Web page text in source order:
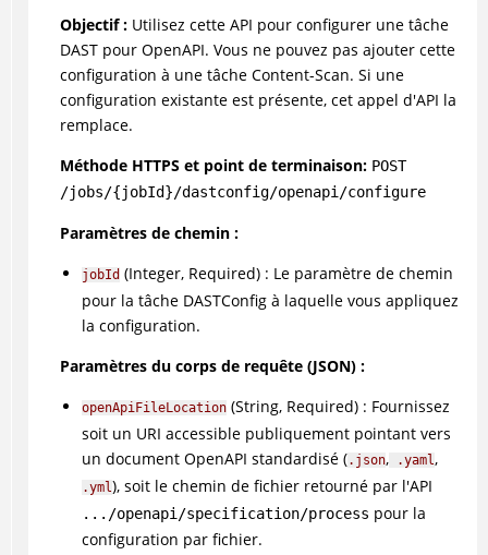
Objectif :Utilisez cette API pour configurer une tâche
DAST pour OpenAPI. Vous ne pouvez pas ajouter cette
configuration à une tâche Content-Scan. Si une
configuration existante est présente, cet appel d'API la
remplace.
Méthode HTTPS et point de terminaison: POST
/jobs/{jobId}/dastconfig/openapi/configure
Paramètres de chemin :
jobId(Integer, Required) : Le paramètre de chemin
pour la tâche DASTConfig à laquelle vous appliquez
la configuration.
Paramètres du corps de requête (JSON) :
openApiFileLocation(String, Required) : Fournissez
soit un URI accessible publiquement pointant vers
un document OpenAPI standardisé (.json,.yaml,
.yml), soit le chemin de fichier retourné par l'API
.../openapi/specification/process pour la
configuration par fichier.